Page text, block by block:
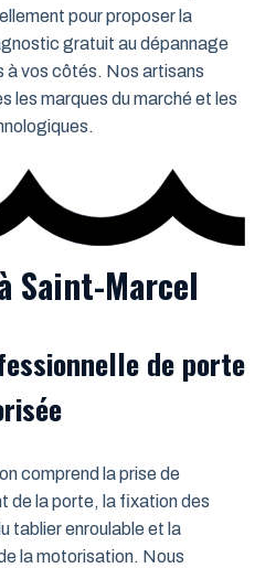
pour proposer la
gratuit au dépannage
à vos côtés. Nos artisans
les marques du marché et les
Saint-Marcel
de porte
comprend la prise de
de la porte, la fixation des
tablier enroulable et la
la motorisation. Nous